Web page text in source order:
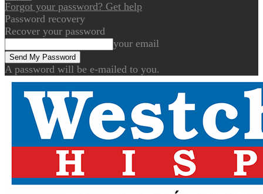
Forgot your password? Get help
Password recovery
Recover your password
your email
A password will be e-mailed to you.